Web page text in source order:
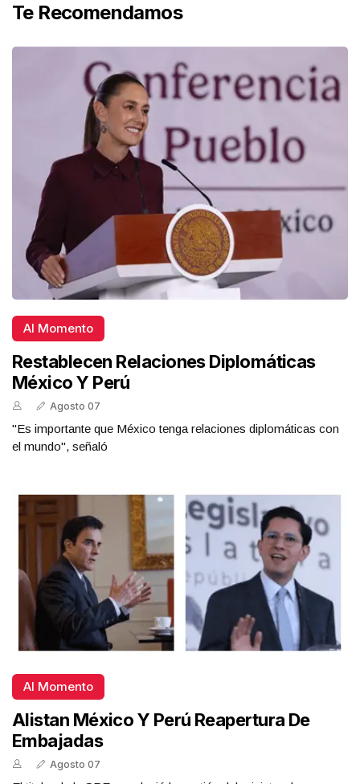
Te Recomendamos
Al Momento
Restablecen Relaciones Diplomáticas
México Y Perú
Agosto 07
"Es importante que México tenga relaciones diplomáticas con
el mundo", señaló
Al Momento
Alistan México Y Perú Reapertura De
Embajadas
Agosto 07